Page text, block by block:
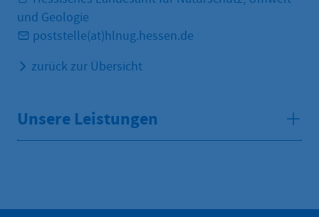
und Geologie
poststelle(at)hlnug.hessen.de
zurück zur Übersicht
Unsere Leistungen